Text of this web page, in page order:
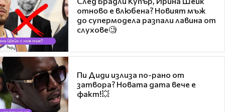
отново е влюбена? Новият мъж
до супермодела разпали лавина от
слухове🧐
Пи Диди излиза по-рано от
затвора? Новата дата вече е
факт!💥